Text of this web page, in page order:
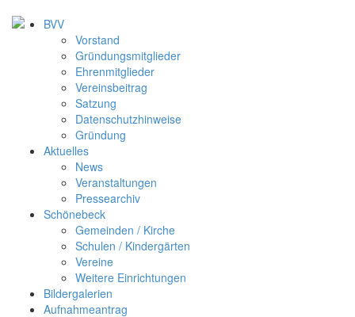
BVV
Vorstand
Gründungsmitglieder
Ehrenmitglieder
Vereinsbeitrag
Satzung
Datenschutzhinweise
Gründung
Aktuelles
News
Veranstaltungen
Pressearchiv
Schönebeck
Gemeinden / Kirche
Schulen / Kindergärten
Vereine
Weitere Einrichtungen
Bildergalerien
Aufnahmeantrag